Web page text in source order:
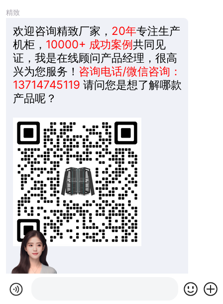
精致
欢迎咨询精致厂家， 20年专注生产
机柜， 10000+ 成功案例共同见
证，我是在线顾问产品经理，很高
兴为您服务！ 咨询电话/微信咨询：
13714745119 请问您是想了解哪款
产品呢？